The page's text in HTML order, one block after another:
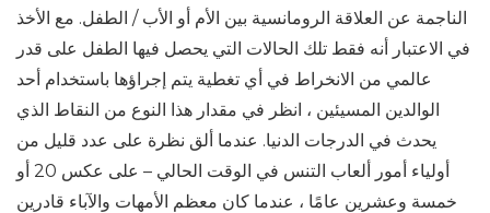
الناجمة عن العلاقة الرومانسية بين الأم أو الأب / الطفل. مع الأخذ
في الاعتبار أنه فقط تلك الحالات التي يحصل فيها الطفل على قدر
عالمي من الانخراط في أي تغطية يتم إجراؤها باستخدام أحد
الوالدين المسيئين ، انظر في مقدار هذا النوع من النقاط الذي
يحدث في الدرجات الدنيا. عندما ألق نظرة على عدد قليل من
أولياء أمور ألعاب التنس في الوقت الحالي – على عكس 20 أو
خمسة وعشرين عامًا ، عندما كان معظم الأمهات والآباء قادرين